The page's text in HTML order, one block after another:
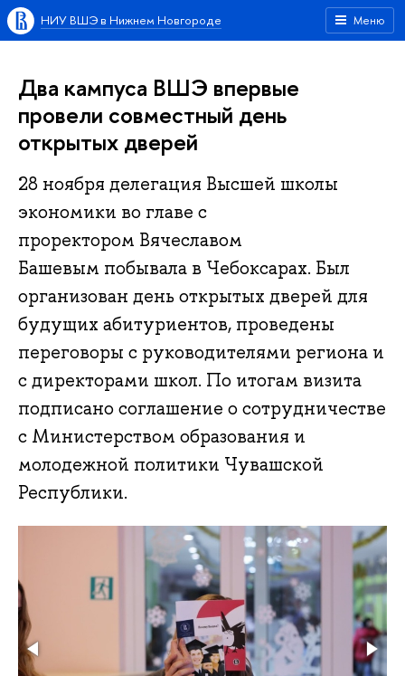
Меню
НИУ ВШЭ в Нижнем Новгороде
Два кампуса ВШЭ впервые
провели совместный день
открытых дверей
28 ноября делегация Высшей школы
экономики во главе с
проректором Вячеславом
Башевым побывала в Чебоксарах. Был
организован день открытых дверей для
будущих абитуриентов, проведены
переговоры с руководителями региона и
с директорами школ. По итогам визита
подписано соглашение о сотрудничестве
с Министерством образования и
молодежной политики Чувашской
Республики.